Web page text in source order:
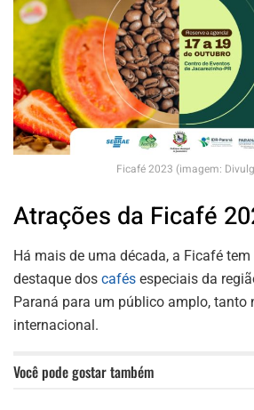
Ficafé 2023 (imagem:
Atrações da Ficafé
Há mais de uma década, a Ficafé
destaque dos cafés especiais da
Paraná para um público amplo, tanto
internacional.
Você pode gostar também